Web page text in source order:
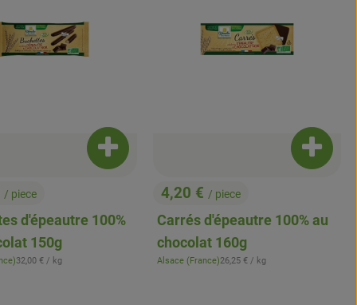
panier
/ piece
d'épeautre 100%
150g
, Prix de référence:
32,00 € / kg
Ajouter le produit au panier
, Prix:
4,20 € / piece
Carrés d'épeautre 100% au
chocolat 160g
, Origine:
Alsace (France), Prix de référence:
26,25 € / kg
Ajouter